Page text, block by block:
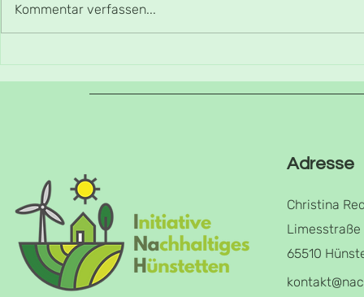
Kommentar verfassen...
Adresse
Christina
Limesstraße
65510